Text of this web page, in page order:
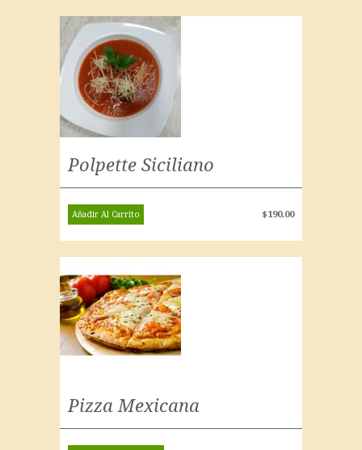
Polpette Siciliano
$190.00
Añadir Al Carrito
Pizza Mexicana